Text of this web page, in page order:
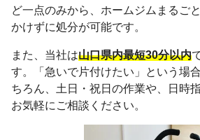
ど一点のみから、ホームジムまるご
かけずに処分が可能です。
また、当社は山口県内最短30分以内
す。「急いで片付けたい」という場
ちろん、土日・祝日の作業や、日時
お気軽にご相談ください。